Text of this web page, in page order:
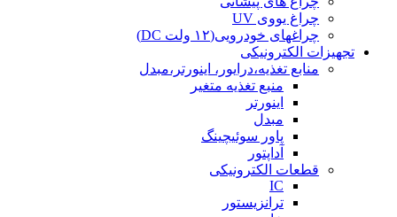
چراغ یووی UV
چراغهای خودرویی(۱۲ ولت DC)
تجهیزات الکترونیکی
منابع تغذیه،درایور، اینورتر،مبدل
منبع تغذیه متغیر
اینورتر
مبدل
پاور سوئیچینگ
آداپتور
قطعات الکترونیکی
IC
ترانزیستور